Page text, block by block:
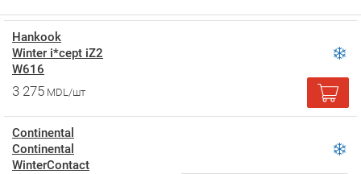
Hankook
Winter i*cept iZ2
W616
3 275 MDL/шт
Continental
Continental
WinterContact